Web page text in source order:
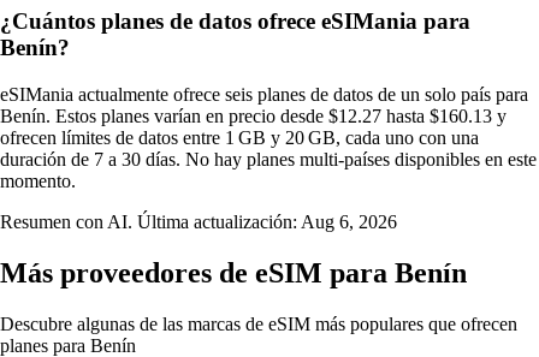
¿Cuántos planes de datos ofrece eSIMania para
Benín?
eSIMania actualmente ofrece seis planes de datos de un solo país para
Benín. Estos planes varían en precio desde $12.27 hasta $160.13 y
ofrecen límites de datos entre 1 GB y 20 GB, cada uno con una
duración de 7 a 30 días. No hay planes multi-países disponibles en este
momento.
Resumen con AI. Última actualización: Aug 6, 2026
Más proveedores de eSIM para Benín
Descubre algunas de las marcas de eSIM más populares que ofrecen
planes para Benín